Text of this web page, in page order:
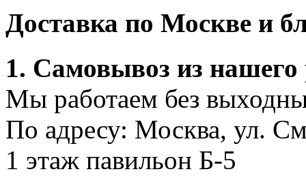
Доставка по Москве и
1. Самовывоз из нашего
Мы работаем без
По адресу: Москва, ул.
1 этаж павильон Б-5